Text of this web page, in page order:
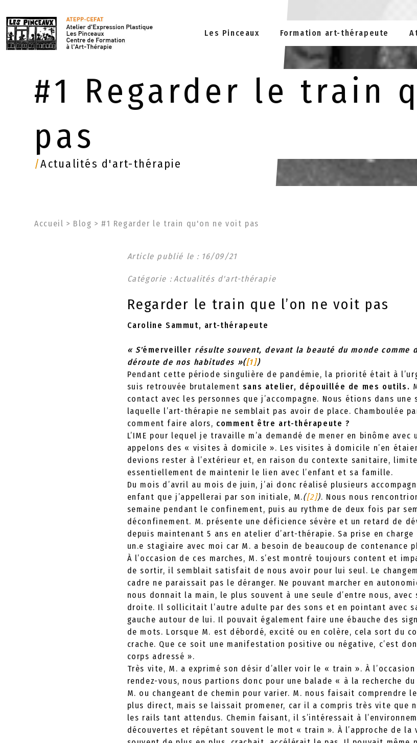
Les Pinceaux Formation art-thérapeute
#1 Regarder le train
pas
/Actualités d'art-thérapie
Accueil > Blog > #1 Regarder le train qu'on ne voit pas
Article publié le : 16/09/21
Catégorie : Actualités d'art-thérapie
Regarder le train que l’on ne voit pas
Caroline Sammut, art-thérapeute
« S'émerveiller résulte souvent, devant la beauté du monde
déroute de nos habitudes »([1])
Pendant cette période singulière de pandémie, la priorité était à
suis retrouvée brutalement sans atelier, dépouillée de mes outils.
contact avec les personnes que j’accompagne. Nous étions dans
laquelle l’art-thérapie ne semblait pas avoir de place. Chamboulée
comment faire alors, comment être art-thérapeute ?
L’IME pour lequel je travaille m’a demandé de mener en binôme
appelons des « visites à domicile ». Les visites à domicile n’en
devions rester à l’extérieur et, en raison du contexte sanitaire,
essentiellement de maintenir le lien avec l’enfant et sa famille.
Du mois d’avril au mois de juin, j’ai donc réalisé plusieurs
enfant que j’appellerai par son initiale, M.([2]). Nous nous
semaine pendant le confinement, puis au rythme de deux fois par
déconfinement. M. présente une déficience sévère et un retard de
depuis maintenant 5 ans en atelier d’art-thérapie. Sa prise en
un.e stagiaire avec moi car M. a besoin de beaucoup de contenance
À l’occasion de ces marches, M. s’est montré toujours content et
de sortir, il semblait satisfait de nous avoir pour lui seul. Le
cadre ne paraissait pas le déranger. Ne pouvant marcher en
nous donnait la main, le plus souvent à une seule d’entre nous, avec
droite. Il sollicitait l’autre adulte par des sons et en pointant avec
gauche autour de lui. Il pouvait également faire une ébauche des
de mots. Lorsque M. est débordé, excité ou en colère, cela sort du
crache. Que ce soit une manifestation positive ou négative, c’est
corps adressé ».
Très vite, M. a exprimé son désir d’aller voir le « train ». À l’occasion
rendez-vous, nous partions donc pour une balade « à la recherche
M. ou changeant de chemin pour varier. M. nous faisait comprendre
plus direct, mais se laissait promener, car il a compris très vite que
les rails tant attendus. Chemin faisant, il s’intéressait à
découvertes et répétant souvent le mot « train ». À l’approche de la